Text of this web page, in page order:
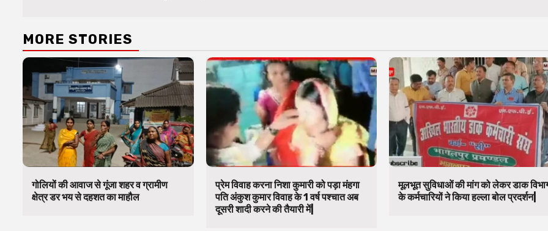
MORE STORIES
गोलियों की आवाज से गूंजा शहर व ग्रामीण
क्षेत्र डर भय से दहशत का माहौल
प्रेम विवाह करना निशा कुमारी को पड़ा मंहगा
पति अंकुश कुमार विवाह के 1 वर्ष पश्चात अब
दूसरी शादी करने की तैयारी में|
मूलभूत सुविधाओं की मांग को लेकर डाक
के कर्मचारियों ने किया हल्ला बोल प्रदर्शन|